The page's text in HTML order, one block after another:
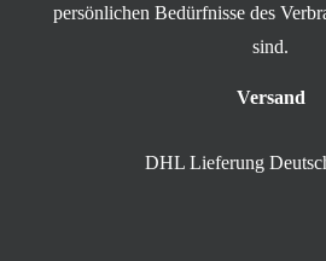
persönlichen Bedürfnisse des
sind.
Versand
DHL Lieferung